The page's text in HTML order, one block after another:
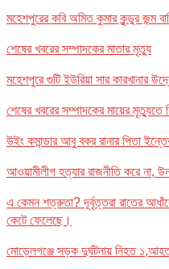
মহেশপুরের কবি অমিত কুমার কুন্ডুর জন্ম
শেষের খবরের সম্পাদকের মাতার মৃত্যু
মহেশপুরে গুটি ইউরিয়া সার কারখানার
শেষের খবরের সম্পাদকের মায়ের
উইং কমান্ডার আবু বকর রানার পিতা
আওয়ামীলীগ হত্যার রাজনীতি করে না,
এ কেমন শত্রুতা? দূর্বৃত্তরা রাতের
কেটে ফেলেছে।
মোড়েলগঞ্জে সড়ক দুর্ঘটনায় নিহত